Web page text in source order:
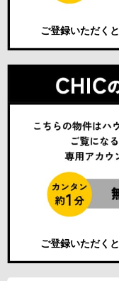
ご登録いただくと
ご登録いただくと